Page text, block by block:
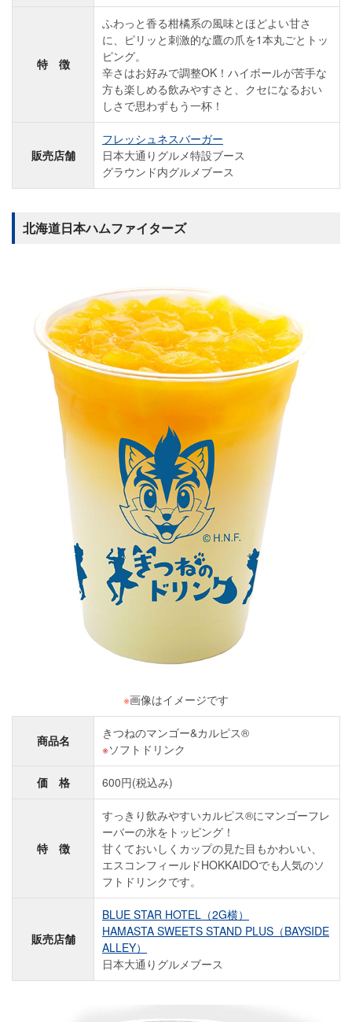
特 徴
ふわっと香る柑橘系の風味とほどよい甘さ
に、ピリッと刺激的な鷹の爪を1本丸ごとトッ
ピング。
辛さはお好みで調整OK！ハイボールが苦手な
方も楽しめる飲みやすさと、クセになるおい
しさで思わずもう一杯！
販売店舗
フレッシュネスバーガー
日本大通りグルメ特設ブース
グラウンド内グルメブース
北海道日本ハムファイターズ
※画像はイメージです
商品名
きつねのマンゴー&カルピス®
ソフトドリンク
価 格 600円(税込み)
特 徴
すっきり飲みやすいカルピス®にマンゴーフレ
ーバーの氷をトッピング！
甘くておいしくカップの見た目もかわいい、
エスコンフィールドHOKKAIDOでも人気のソ
フトドリンクです。
販売店舗
BLUE STAR HOTEL（2G横）
HAMASTA SWEETS STAND PLUS（BAYSIDE
ALLEY）
日本大通りグルメブース